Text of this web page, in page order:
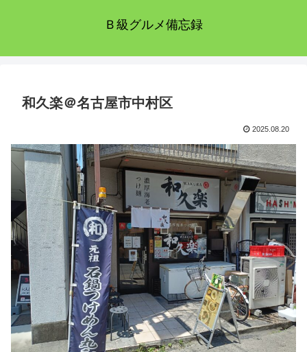
Ｂ級グルメ備忘録
和久楽＠名古屋市中村区
2025.08.20